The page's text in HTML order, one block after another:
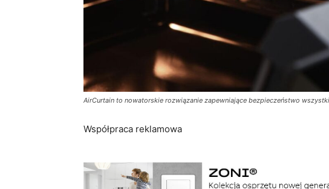
AirCurtain to nowatorskie rozwiązanie zapewniające bezpieczeństwo
Współpraca reklamowa